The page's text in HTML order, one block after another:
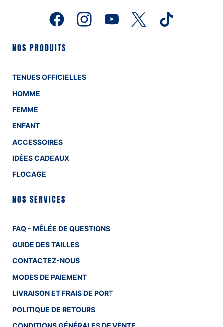
NOS PRODUITS
TENUES OFFICIELLES
HOMME
FEMME
ENFANT
ACCESSOIRES
IDÉES CADEAUX
FLOCAGE
NOS SERVICES
FAQ - MÊLÉE DE QUESTIONS
GUIDE DES TAILLES
CONTACTEZ-NOUS
MODES DE PAIEMENT
LIVRAISON ET FRAIS DE PORT
POLITIQUE DE RETOURS
CONDITIONS GÉNÉRALES DE VENTE